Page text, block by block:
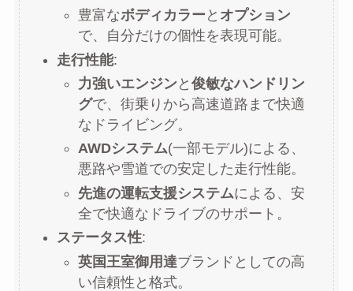
豊富なボディカラー と オプション
で、自分だけの個性を表現可能。
走行性能:
力強いエンジン と 俊敏なハンドリン
グで、街乗りから高速道路まで快適
なドライビング。
AWDシステム(一部モデル)による、
悪路や雪道での安定した走行性能。
先進の運転支援システムによる、安
全で快適なドライブのサポート。
ステータス性:
英国王室御用達ブランドとしての高
い信頼性と格式。